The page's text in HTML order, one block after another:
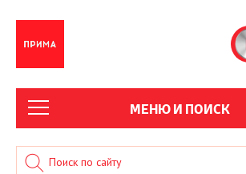
МЕНЮ И ПОИСК